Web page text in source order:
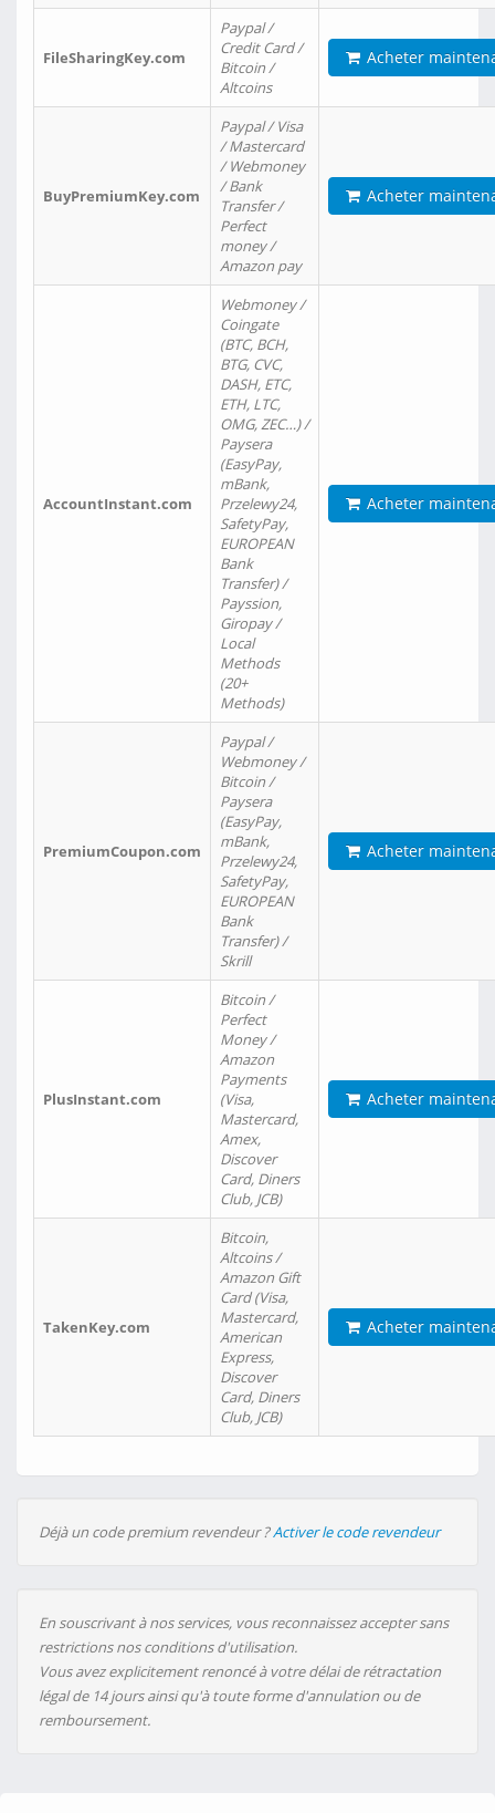
FileSharingKey.com
Paypal /
Credit Card /
Bitcoin /
Altcoins
Acheter
BuyPremiumKey.com
Paypal / Visa
/ Mastercard
/ Webmoney
/ Bank
Transfer /
Perfect
money /
Amazon pay
Acheter
AccountInstant.com
Webmoney /
Coingate
(BTC, BCH,
BTG, CVC,
DASH, ETC,
ETH, LTC,
OMG, ZEC…) /
Paysera
(EasyPay,
mBank,
Przelewy24,
SafetyPay,
EUROPEAN
Bank
Transfer) /
Payssion,
Giropay /
Local
Methods
(20+
Methods)
Acheter
PremiumCoupon.com
Paypal /
Webmoney /
Bitcoin /
Paysera
(EasyPay,
mBank,
Przelewy24,
SafetyPay,
EUROPEAN
Bank
Transfer) /
Skrill
Acheter
PlusInstant.com
Bitcoin /
Perfect
Money /
Amazon
Payments
(Visa,
Mastercard,
Amex,
Discover
Card, Diners
Club, JCB)
Acheter
TakenKey.com
Bitcoin,
Altcoins /
Amazon Gift
Card (Visa,
Mastercard,
American
Express,
Discover
Card, Diners
Club, JCB)
Acheter
Déjà un code premium revendeur ?Activer le code revendeur
En souscrivant à nos services, vous reconnaissez accepter sans
restrictions nos conditions d'utilisation.
Vous avez explicitement renoncé à votre délai de rétractation
légal de 14 jours ainsi qu'à toute forme d'annulation ou de
remboursement.